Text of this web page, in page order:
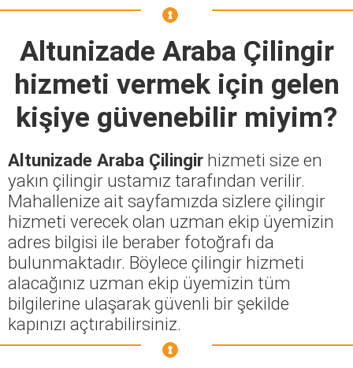
Altunizade Araba Çilingir
hizmeti vermek için gelen
kişiye güvenebilir miyim?
Altunizade Araba Çilingir hizmeti size en
yakın çilingir ustamız tarafından verilir.
Mahallenize ait sayfamızda sizlere çilingir
hizmeti verecek olan uzman ekip üyemizin
adres bilgisi ile beraber fotoğrafı da
bulunmaktadır. Böylece çilingir hizmeti
alacağınız uzman ekip üyemizin tüm
bilgilerine ulaşarak güvenli bir şekilde
kapınızı açtırabilirsiniz.